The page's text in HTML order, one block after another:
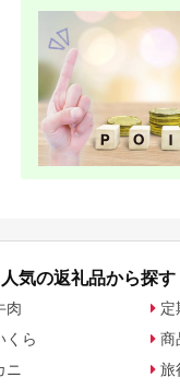
人気の返礼品から探す
肉
くら
ニ
定
商
旅